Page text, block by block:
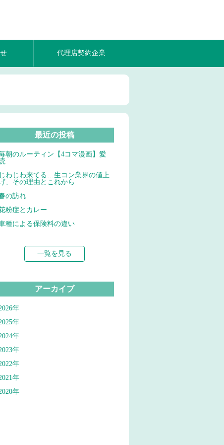
代理店契約企業
最近の投稿
朝のルーティン【4コマ漫画】愛
じわじわ来てる…生コン業界の値上
、その理由とこれから
の訪れ
粉症とカレー
種による保険料の違い
一覧を見る
アーカイブ
年
年
年
年
年
年
年